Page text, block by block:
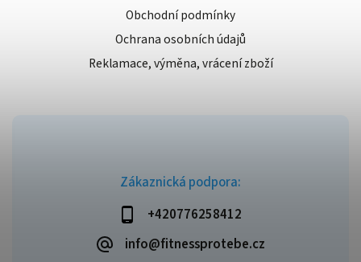
Zákaznická podpora:
+420776258412
info@fitnessprotebe.cz
Obchodní podmínky
Ochrana osobních údajů
Reklamace, výměna, vrácení zboží